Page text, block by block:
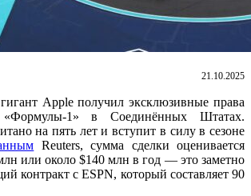
21.10.2025
Apple получил эксклюзивные права
1» в Соединённых Штатах.
на пять лет и вступит в силу в сезоне
Reuters, сумма сделки оценивается
или около $140 млн в год — это заметно
контракт с ESPN, который составляет 90